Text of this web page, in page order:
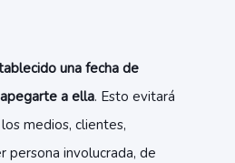
una fecha de
a ella. Esto evitará
medios, clientes,
persona involucrada, de